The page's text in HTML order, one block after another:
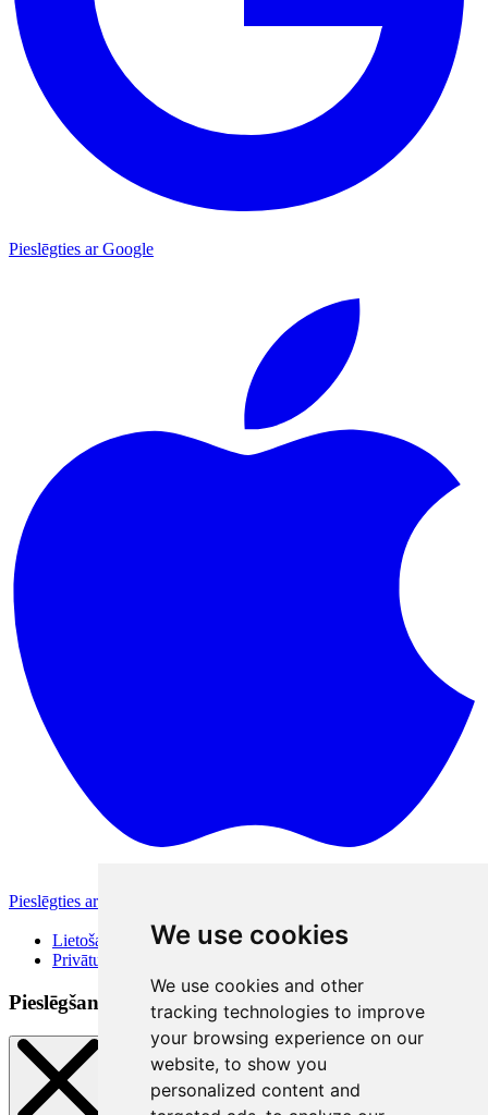
We use cookies
We use cookies and other
tracking technologies to improve
your browsing experience on our
website, to show you
personalized content and
Pieslēgties ar Google
Pieslēgties ar Apple
Lietošanas noteikumi
Privātuma politika
Pieslēgšanās veidi